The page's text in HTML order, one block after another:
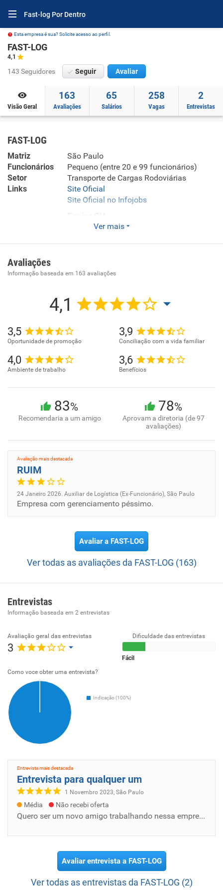
Fast-log Por Dentro
Esta empresa é sua? Solicite acesso ao perfil.
FAST-LOG
4,1
143 Seguidores Seguir Avaliar
Visão Geral
163
Avaliações
65
Salários
258
Vagas
2
Entrevistas
FAST-LOG
Matriz
São Paulo
Funcionários
Pequeno (entre 20 e 99 funcionários)
Setor
Transporte de Cargas Rodoviárias
Links
Site Oficial
Site Oficial no Infojobs
Enviar CV
atendimento nivel Brasil
Ver mais
Avaliações
Informação baseada em 163 avaliações
4,1
3,5
Oportunidade de promoção
3,9
Conciliação com a vida familiar
4,0
Ambiente de trabalho
3,6
Benefícios
83%
Recomendaria a um amigo
78%
Aprovam a diretoria (de 97
avaliações)
Avaliação mais destacada
RUIM
24 Janeiro 2026. Auxiliar de Logística (Ex-Funcionário), São Paulo
Empresa com gerenciamento péssimo.
Avaliar a FAST-LOG
Ver todas as avaliações da FAST-LOG (163)
Entrevistas
Informação baseada em 2 entrevistas
Avaliação geral das entrevistas
3
Dificuldade das entrevistas
Fácil
Como voce obter uma entrevista?
Indicação (100%)
Entrevista mais destacada
Entrevista para qualquer um
1 Novembro 2023, São Paulo
Média Não recebi oferta
Quero ser um novo amigo trabalhando nessa empresa para ajudar no que eu poder ajudar e ser um bom trabalhador só lado de amigos na empresa
Avaliar entrevista a FAST-LOG
Ver todas as entrevistas da FAST-LOG (2)